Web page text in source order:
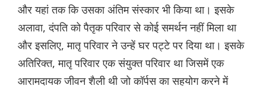
और यहां तक ​​कि उसका अंतिम संस्कार भी किया था। इसके
अलावा, दंपति को पैतृक परिवार से कोई समर्थन नहीं मिला था
और इसलिए, मातृ परिवार ने उन्हें घर पट्टे पर दिया था। इसके
अतिरिक्त, मातृ परिवार एक संयुक्त परिवार था जिसमें एक
आरामदायक जीवन शैली थी जो कॉर्पस का सहयोग करने में